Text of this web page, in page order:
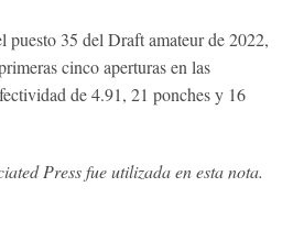
puesto 35 del Draft amateur de 2022,
cinco aperturas en las
de 4.91, 21 ponches y 16
Press fue utilizada en esta nota.